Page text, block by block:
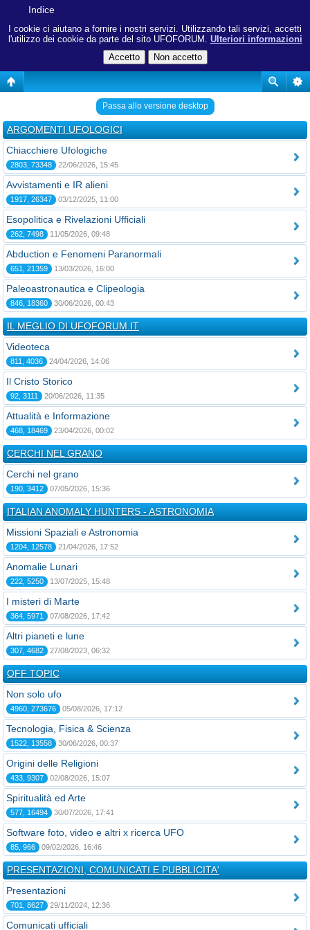
I cookie ci aiutano a fornire i nostri servizi. Utilizzando tali servizi, accetti
l'utilizzo dei cookie da parte del sito UFOFORUM. Ulteriori informazioni
Indice
Passa allo versione desktop
ARGOMENTI UFOLOGICI
Chiacchiere Ufologiche
2803, 73348 22/06/2026, 15:45
Avvistamenti e IR alieni
1917, 26347 03/12/2025, 11:00
Esopolitica e Rivelazioni Ufficiali
262, 7498 11/05/2026, 09:48
Abduction e Fenomeni Paranormali
651, 21359 13/03/2026, 16:00
Paleoastronautica e Clipeologia
846, 18360 30/06/2026, 00:43
IL MEGLIO DI UFOFORUM.IT
Videoteca
811, 4036 24/04/2026, 14:06
Il Cristo Storico
92, 3111 20/06/2026, 11:35
Attualità e Informazione
468, 18469 23/04/2026, 00:02
CERCHI NEL GRANO
Cerchi nel grano
190, 3412 07/05/2026, 15:36
ITALIAN ANOMALY HUNTERS - ASTRONOMIA
Missioni Spaziali e Astronomia
1204, 12578 21/04/2026, 17:52
Anomalie Lunari
222, 5250 13/07/2025, 15:48
I misteri di Marte
364, 5971 07/08/2026, 17:42
Altri pianeti e lune
307, 4682 27/08/2023, 06:32
OFF TOPIC
Non solo ufo
4960, 273676 05/08/2026, 17:12
Tecnologia, Fisica & Scienza
1522, 13558 30/06/2026, 00:37
Origini delle Religioni
433, 9307 02/08/2026, 15:07
Spiritualità ed Arte
577, 16494 30/07/2026, 17:41
Software foto, video e altri x ricerca UFO
85, 966 09/02/2026, 16:46
PRESENTAZIONI, COMUNICATI E PUBBLICITA'
Presentazioni
701, 8627 29/11/2024, 12:36
Comunicati ufficiali